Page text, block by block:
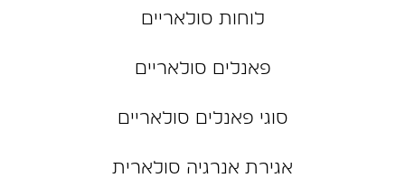
לוחות סולאריים
פאנלים סולאריים
סוגי פאנלים סולאריים
אגירת אנרגיה סולארית